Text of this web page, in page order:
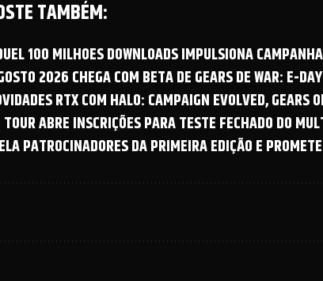
TAMBÉM:
100 MILHOES DOWNLOADS IMPULSIONA
2026 CHEGA COM BETA DE GEARS DE WAR: E-
RTX COM HALO: CAMPAIGN EVOLVED, GEARS
ABRE INSCRIÇÕES PARA TESTE FECHADO DO
PATROCINADORES DA PRIMEIRA EDIÇÃO E